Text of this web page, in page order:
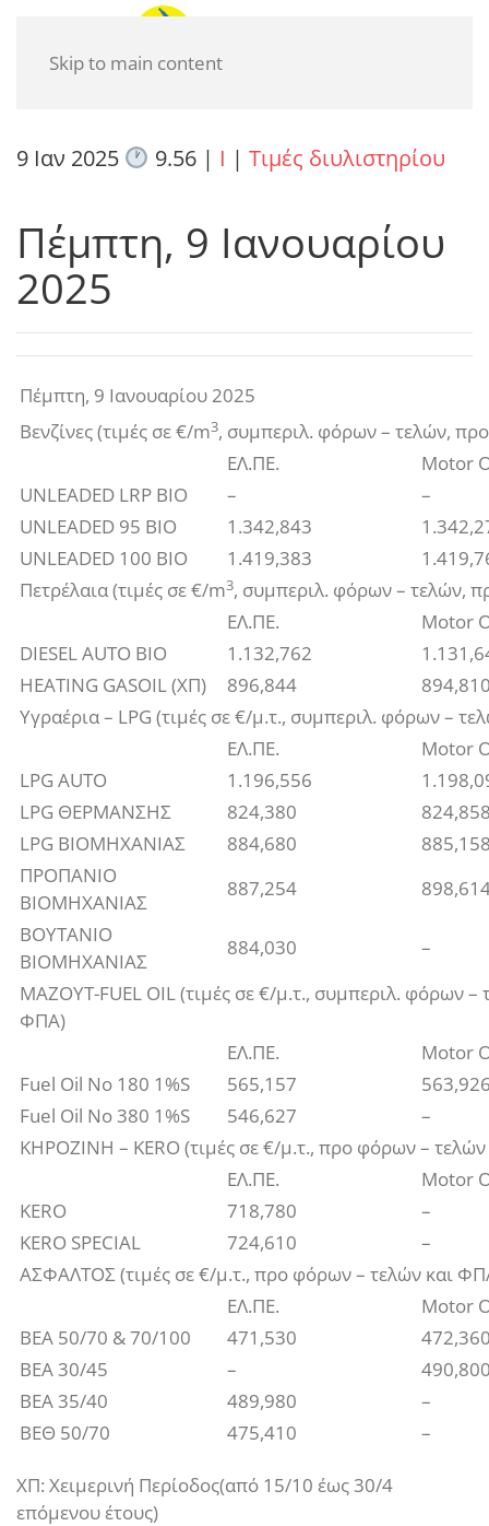
Skip to main content
9 Ιαν 2025 9.56| I | Τιμές διυλιστηρίου
Πέμπτη, 9 Ιανουαρίου
2025
Πέμπτη, 9 Ιανουαρίου 2025
Βενζίνες (τιμές σε €/m3, συμπεριλ. φόρων – τελών,
ΕΛ.ΠΕ.
Motor
UNLEADED LRP BIO
–
–
UNLEADED 95 BIO
1.342,843
UNLEADED 100 BIO
1.419,383
Πετρέλαια (τιμές σε €/m3, συμπεριλ. φόρων – τελών,
ΕΛ.ΠΕ.
Motor
DIΕSEL AUTO BIO
1.132,762
HEATING GASOIL (ΧΠ)
896,844
Υγραέρια – LPG (τιμές σε €/μ.τ., συμπεριλ. φόρων –
ΕΛ.ΠΕ.
Motor
LPG AUTO
1.196,556
LPG ΘΕΡΜΑΝΣΗΣ
824,380
LPG ΒΙΟΜΗΧΑΝΙΑΣ
884,680
ΠΡΟΠΑΝΙΟ
ΒΙΟΜΗΧΑΝΙΑΣ
887,254
ΒΟΥΤΑΝΙΟ
ΒΙΟΜΗΧΑΝΙΑΣ
884,030
–
ΜΑΖΟΥΤ-FUEL OIL (τιμές σε €/μ.τ., συμπεριλ. φόρων –
ΦΠΑ)
ΕΛ.ΠΕ.
Motor
Fuel Oil No 180 1%S
565,157
Fuel Oil No 380 1%S
546,627
–
ΚΗΡΟΖΙΝΗ – KERO (τιμές σε €/μ.τ., προ φόρων –
ΕΛ.ΠΕ.
Motor
KERO
718,780
–
KERO SPECIAL
724,610
–
ΑΣΦΑΛΤΟΣ (τιμές σε €/μ.τ., προ φόρων – τελών και
ΕΛ.ΠΕ.
Motor
ΒΕΑ 50/70 & 70/100
471,530
ΒΕΑ 30/45
–
ΒΕΑ 35/40
489,980
–
ΒΕΘ 50/70
475,410 –
ΧΠ: Χειμερινή Περίοδος(από 15/10 έως 30/4
επόμενου έτους)